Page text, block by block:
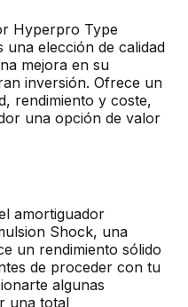
Hyperpro Type
elección de calidad
mejora en su
inversión. Ofrece un
rendimiento y coste,
una opción de valor
amortiguador
Shock, una
un rendimiento sólido
de proceder con tu
algunas
una total